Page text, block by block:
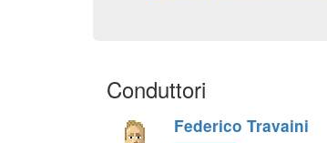
Conduttori
Federico Travaini